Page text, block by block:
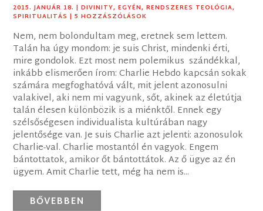
2015. JANUÁR 18. |DIVINITY,EGYÉN,RENDSZERES TEOLÓGIA,
SPIRITUALITÁS | 5 HOZZÁSZÓLÁSOK
Nem, nem bolondultam meg, eretnek sem lettem.
Talán ha úgy mondom: je suis Christ, mindenki érti,
mire gondolok. Ezt most nem polemikus szándékkal,
inkább elismerően írom: Charlie Hebdo kapcsán sokak
számára megfoghatóvá vált, mit jelent azonosulni
valakivel, aki nem mi vagyunk, sőt, akinek az életútja
talán élesen különbözik is a miénktől. Ennek egy
szélsőségesen individualista kultúrában nagy
jelentősége van. Je suis Charlie azt jelenti: azonosulok
Charlie-val. Charlie mostantól én vagyok. Engem
bántottatok, amikor őt bántottátok. Az ő ügye az én
ügyem. Amit Charlie tett, még ha nem is...
BŐVEBBEN